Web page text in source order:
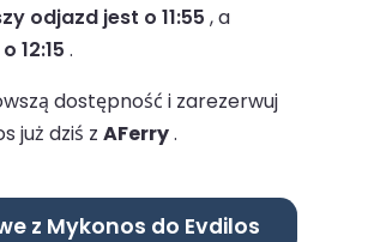
odjazd jest o 11:55 , a
12:15 .
dostępność i zarezerwuj
już dziś z AFerry.
z Mykonos do Evdilos